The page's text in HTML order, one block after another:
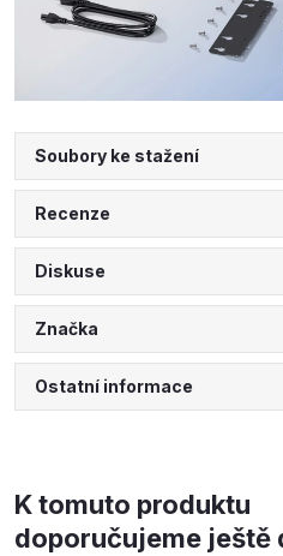
Soubory ke stažení
Recenze
Diskuse
Značka
Ostatní informace
K tomuto produktu
doporučujeme ještě